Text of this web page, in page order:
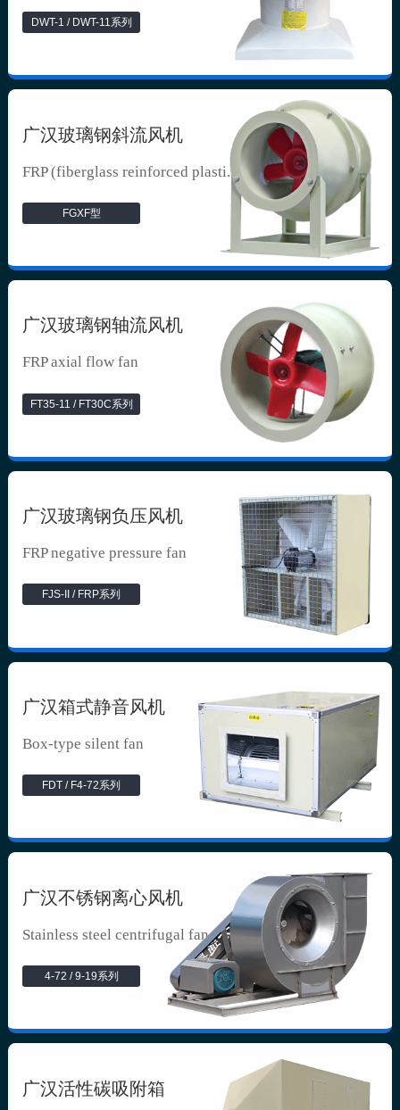
DWT-1 / DWT-11系列
广汉玻璃钢斜流风机
FRP (fiberglass reinforced plasti...
FGXF型
广汉玻璃钢轴流风机
FRP axial flow fan
FT35-11 / FT30C系列
广汉玻璃钢负压风机
FRP negative pressure fan
FJS-II / FRP系列
广汉箱式静音风机
Box-type silent fan
FDT / F4-72系列
广汉不锈钢离心风机
Stainless steel centrifugal fan
4-72 / 9-19系列
广汉活性碳吸附箱